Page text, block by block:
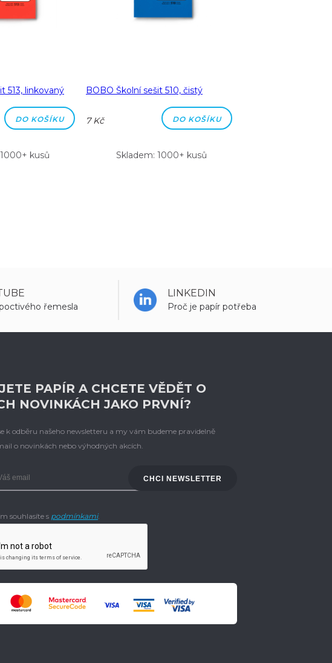
513, linkovaný
DO KOŠÍKU
kusů
BOBO Školní sešit 510, čistý
7 Kč DO KOŠÍKU
Skladem: 1000+ kusů
řemesla
LINKEDIN
Proč je papír potřeba
PAPÍR A CHCETE VĚDĚT O
NOVINKÁCH JAKO PRVNÍ?
k odběru našeho newsletteru a my vám budeme pravidelně
o novinkách nebo výhodných akcích.
CHCI NEWSLETTER
souhlasíte s podmínkami.